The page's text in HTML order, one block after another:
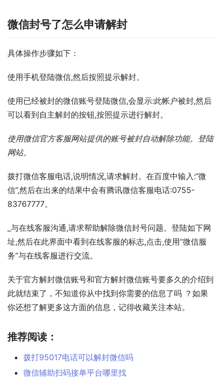
微信封号了怎么申请解封
具体操作步骤如下：
使用手机登陆微信,然后按照提示解封。
使用已经被封的微信账号登陆微信,会显示:此帐户被封,然后
可以看到自主解封的按钮,按照提示进行解封。
使用微信官方客服网站提供的账号被封自动解除功能。登陆
网站。
拨打微信客服电话,说明情况,请求解封。在百度中输入:“微
信”,然后在出来的结果中会有腾讯微信客服电话:0755-
83767777。
_与在线客服沟通,请求帮助解除微信封号问题。登陆如下网
址,然后在此界面中看到在线客服的标志,点击,使用“微信服
务”与在线客服进行交流。
关于官方解封微信账号和官方解封微信账号要多久的介绍到
此就结束了，不知道你从中找到你需要的信息了吗 ？如果
你还想了解更多这方面的信息，记得收藏关注本站。
推荐阅读：
拨打95017电话可以解封微信吗
微信辅助扫码接单平台哪里找